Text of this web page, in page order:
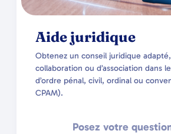
Aide juridique
Obtenez un conseil juridique
collaboration ou d’association dans
d’ordre pénal, civil, ordinal ou
CPAM).
Posez votre